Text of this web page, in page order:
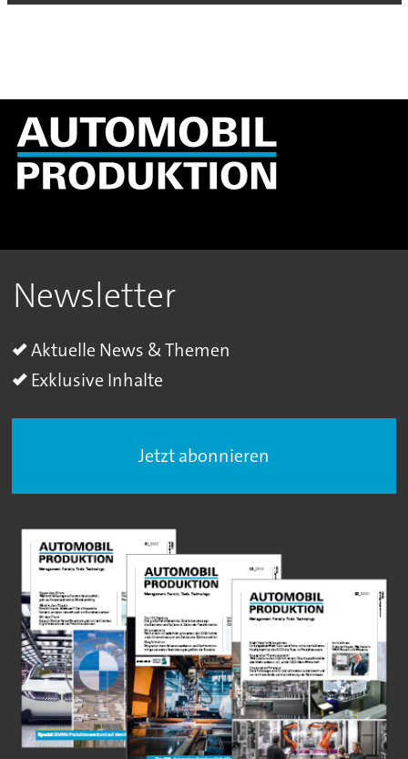
Newsletter
Aktuelle News & Themen
Exklusive Inhalte
Jetzt abonnieren